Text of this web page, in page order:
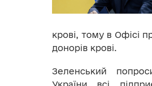
крові, тому в Офісі
донорів крові.
Зеленський